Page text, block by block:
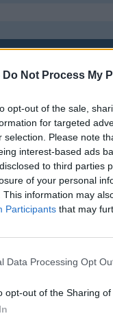
Do Not Process My
opt-out of the sale,
for targeted
selection. Please note
interest-based ads
to third parties
of your personal
This information may
Participants that may
Data Processing Opt
opt-out of the Sharing of
και ιδίων
δυνατότητα και
τη φορολογική
άξονες που
προοπτική:
υπηρεσιών αποτελεί
πολίτη, κάθε μέρα.
αυτοτέλεια
εισπραξιμότητα
και ενισχύουν την
προτεραιότητα
— σε υπηρεσίες,